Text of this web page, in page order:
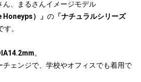
ん、まるさんイメージモデル
Honeyps）」 の 「ナチュラルシリーズ
す。
。
ェンジで、学校やオフィスでも着用で